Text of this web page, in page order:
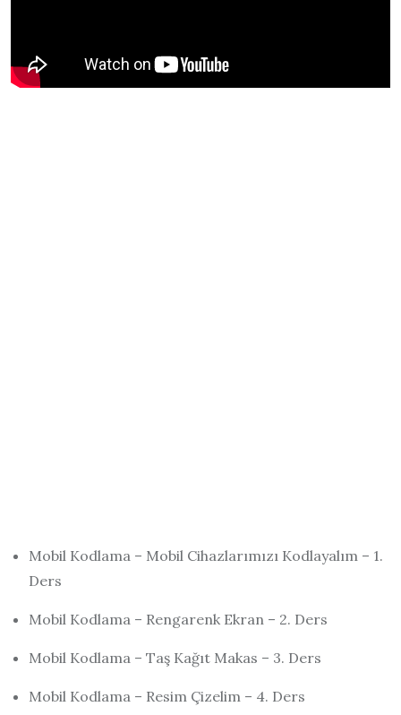
Mobil Kodlama – Mobil Cihazlarımızı Kodlayalım – 1.
Ders
Mobil Kodlama – Rengarenk Ekran – 2. Ders
Mobil Kodlama – Taş Kağıt Makas – 3. Ders
Mobil Kodlama – Resim Çizelim – 4. Ders